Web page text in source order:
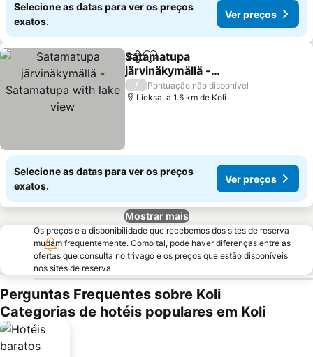
Selecione as datas para ver os preços
exatos.
Ver preços
PartilharAdicionar aos favoritos
Satamatupa
järvinäkymällä -
Satamatupa with lake
view
Ver preços
/
Pontuação não disponível
Lieksa, a 1.6 km de Koli
Selecione as datas para ver os preços
exatos.
Ver preços
Mostrar mais
Os preços e a disponibilidade que recebemos dos sites de reserva
mudam frequentemente. Como tal, pode haver diferenças entre as
ofertas que consulta no trivago e os preços que estão disponíveis
nos sites de reserva.
Perguntas Frequentes sobre Koli
Categorias de hotéis populares em Koli